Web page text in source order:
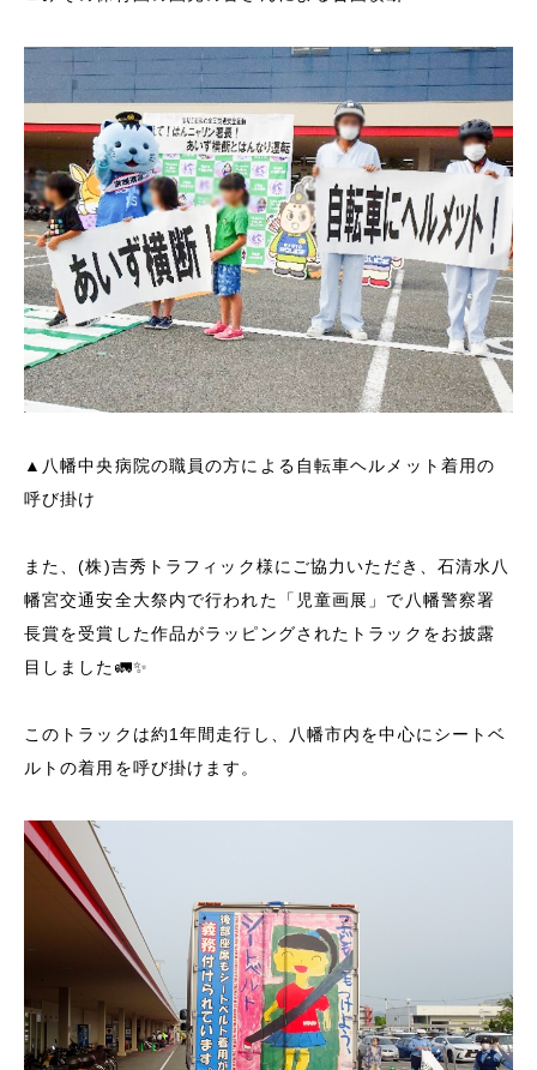
▲八幡中央病院の職員の方による自転車ヘルメット着用の
呼び掛け
また、(株)吉秀トラフィック様にご協力いただき、石清水八
幡宮交通安全大祭内で行われた「児童画展」で八幡警察署
長賞を受賞した作品がラッピングされたトラックをお披露
目しました🚛✨
このトラックは約1年間走行し、八幡市内を中心にシートベ
ルトの着用を呼び掛けます。